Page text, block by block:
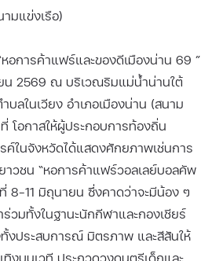
ามแข่งเรือ)
อการค้าแฟร์และของดีเมืองน่าน 69 ”
น 2569 ณ บริเวณริมแม่น้ำน่านใต้
ลในเวียง อำเภอเมืองน่าน (สนาม
โอกาสให้ผู้ประกอบการท้องถิ่น
ค์ในจังหวัดได้แสดงศักยภาพเช่นการ
าวชน “หอการค้าแฟร์วอลเลย์บอลคัพ
8-11 มิถุนายน ซึ่งคาดว่าจะมีน้อง ๆ
วมทั้งในฐานะนักกีฬาและกองเชียร์
งประสบการณ์ มิตรภาพ และสีสันให้